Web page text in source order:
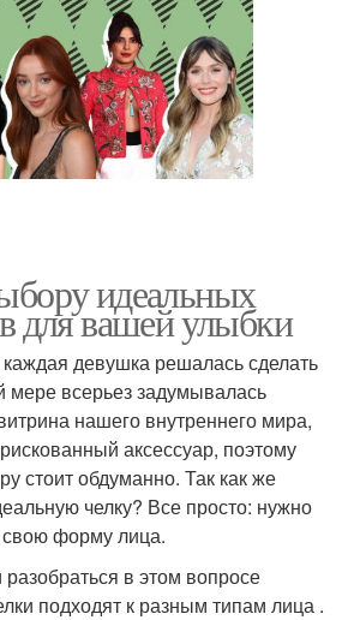
идеальных
для вашей улыбки
девушка решалась сделать
мере всерьез задумывалась
нашего внутреннего мира,
аксессуар, поэтому
стоит обдуманно. Так как же
челку? Все просто: нужно
свою форму лица.
в этом вопросе
подходят к разным типам лица .